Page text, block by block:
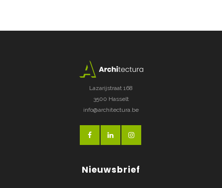
Lazarijstraat 168
3500 Hasselt
info@architectura.be
Nieuwsbrief